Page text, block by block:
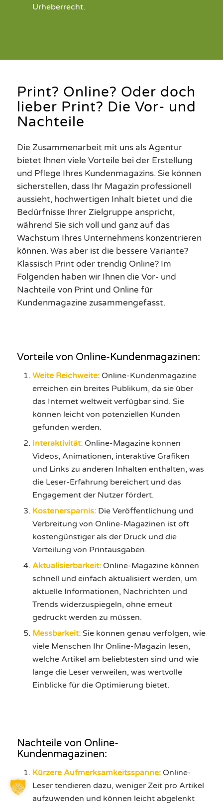
Urheberrecht.
Print? Online? Oder doch
lieber Print? Die Vor- und
Nachteile
Die Zusammenarbeit mit uns als Agentur
bietet Ihnen viele Vorteile bei der Erstellung
und Pflege Ihres Kundenmagazins. Sie können
sicherstellen, dass Ihr Magazin professionell
aussieht, hochwertigen Inhalt bietet und die
Bedürfnisse Ihrer Zielgruppe anspricht,
während Sie sich voll und ganz auf das
Wachstum Ihres Unternehmens konzentrieren
können. Was aber ist die bessere Variante?
Klassisch Print oder trendig Online? Im
Folgenden haben wir Ihnen die Vor- und
Nachteile von Print und Online für
Kundenmagazine zusammengefasst.
Vorteile von Online-Kundenmagazinen:
Weite Reichweite:Online-Kundenmagazine
erreichen ein breites Publikum, da sie über
das Internet weltweit verfügbar sind. Sie
können leicht von potenziellen Kunden
gefunden werden.
Interaktivität:Online-Magazine können
Videos, Animationen, interaktive Grafiken
und Links zu anderen Inhalten enthalten, was
die Leser-Erfahrung bereichert und das
Engagement der Nutzer fördert.
Kostenersparnis:Die Veröffentlichung und
Verbreitung von Online-Magazinen ist oft
kostengünstiger als der Druck und die
Verteilung von Printausgaben.
Aktualisierbarkeit:Online-Magazine können
schnell und einfach aktualisiert werden, um
aktuelle Informationen, Nachrichten und
Trends widerzuspiegeln, ohne erneut
gedruckt werden zu müssen.
Messbarkeit:Sie können genau verfolgen, wie
viele Menschen Ihr Online-Magazin lesen,
welche Artikel am beliebtesten sind und wie
lange die Leser verweilen, was wertvolle
Einblicke für die Optimierung bietet.
Nachteile von Online-
Kundenmagazinen:
Kürzere Aufmerksamkeitsspanne:Online-
Leser tendieren dazu, weniger Zeit pro Artikel
aufzuwenden und können leicht abgelenkt